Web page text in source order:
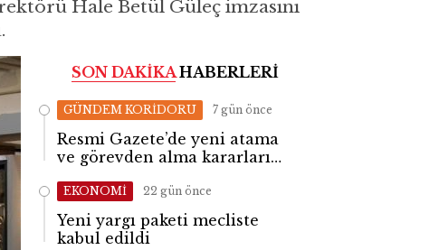
Hale Betül Güleç imzasını
SON DAKİKAHABERLERİ
GÜNDEM KORİDORU 7 gün önce
Resmi Gazete’de yeni atama
ve görevden alma kararları
EKONOMİ 22 gün önce
Yeni yargı paketi mecliste
kabul edildi